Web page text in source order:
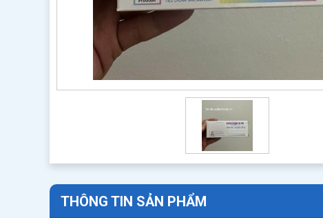
THÔNG TIN SẢN PHẨM